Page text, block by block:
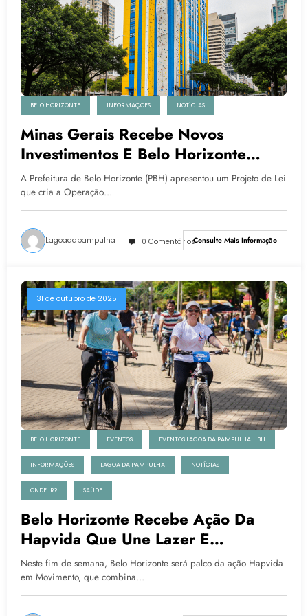
BELO HORIZONTE INFORMAÇÕES NOTÍCIAS
Minas Gerais Recebe Novos
Investimentos E Belo Horizonte
Lança Projeto De Revitalização
Urbana
A Prefeitura de Belo Horizonte (PBH) apresentou um Projeto de Lei
que cria a Operação…
Lagoadapampulha 0 ComentáriosConsulte Mais Informação
31 de outubro de 2025
BELO HORIZONTE EVENTOS EVENTOS LAGOA DA PAMPULHA - BH
INFORMAÇÕES LAGOA DA PAMPULHA NOTÍCIAS
ONDE IR? SAÚDE
Belo Horizonte Recebe Ação Da
Hapvida Que Une Lazer E
Conscientização Sobre Saúde
Preventiva
Neste fim de semana, Belo Horizonte será palco da ação Hapvida
em Movimento, que combina…